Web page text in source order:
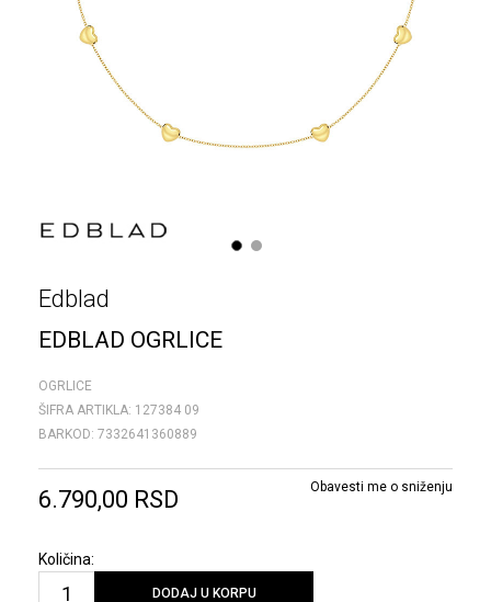
1 2
Edblad
EDBLAD OGRLICE
OGRLICE
ŠIFRA ARTIKLA: 127384 09
BARKOD: 7332641360889
6.790,00 RSD Obavesti me o sniženju
Količina:
DODAJ U KORPU